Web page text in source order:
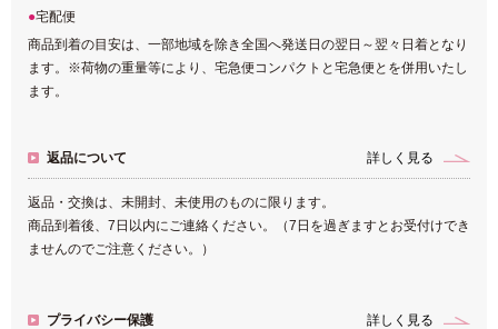
宅配便
商品到着の目安は、一部地域を除き全国へ発送日の翌日～翌々日着となり
ます。※荷物の重量等により、宅急便コンパクトと宅急便とを併用いたし
ます。
返品について 詳しく見る
返品・交換は、未開封、未使用のものに限ります。
商品到着後、7日以内にご連絡ください。（7日を過ぎますとお受付けでき
ませんのでご注意ください。）
プライバシー保護 詳しく見る